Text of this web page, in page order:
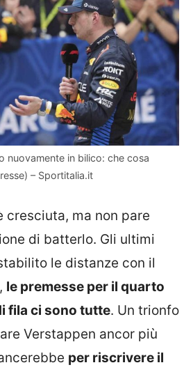
nuovamente in bilico: che cosa
– Sportitalia.it
cresciuta, ma non pare
di batterlo. Gli ultimi
le distanze con il
le premesse per il quarto
fila ci sono tutte. Un trionfo
Verstappen ancor più
per riscrivere il